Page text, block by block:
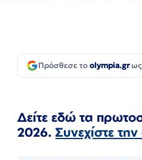
Πρόσθεσε τοolympia.grως
Δείτε εδώ τα
2026. Συνεχίστε